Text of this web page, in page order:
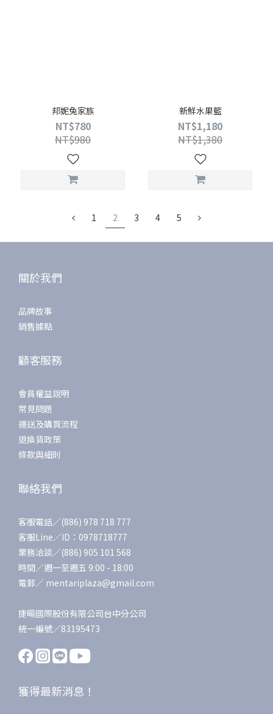
邦妮兔家族
NT$780
NT$980
新鮮水果籃
NT$1,180
NT$1,380
1 2 3 4 5
關於我們
品牌故事
銷售據點
顧客服務
會員權益說明
常見問題
運送及購買流程
退換貨政策
條款與細則
聯絡我們
客服電話／(886) 978 718 777
客服Line／ID：0978718777
業務洽談／(886) 905 101 568
時間／週一至週五 9:00 - 18:00
電郵／ mentariplaza@gmail.com
捷暘國際股份有限公司台中分公司
統一編號／83195473
獲得最新消息！